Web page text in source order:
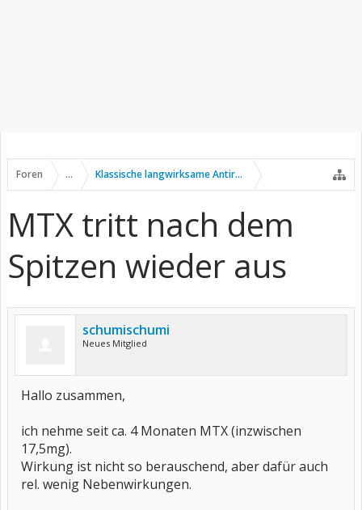
Foren ... Klassische langwirksame Antirheumatika
MTX tritt nach dem
Spitzen wieder aus
schumischumi
Neues Mitglied
Hallo zusammen,
ich nehme seit ca. 4 Monaten MTX (inzwischen
17,5mg).
Wirkung ist nicht so berauschend, aber dafür auch
rel. wenig Nebenwirkungen.